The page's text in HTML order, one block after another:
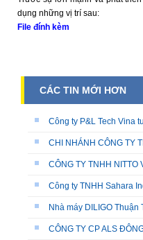
dụng những vị trí sau:
File đính kèm
CÁC TIN MỚI HƠN
Công ty P&L Tech Vina
CHI NHÁNH CÔNG TY
CÔNG TY TNHH NITTO
Công ty TNHH Sahara
Nhà máy DILIGO
CÔNG TY CP ALS